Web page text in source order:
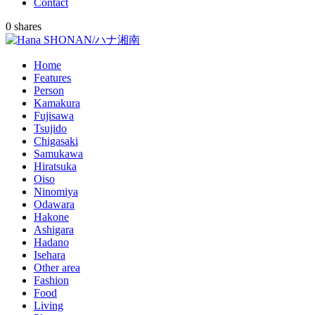
0 shares
Home
Features
Person
Kamakura
Fujisawa
Tsujido
Chigasaki
Samukawa
Hiratsuka
Oiso
Ninomiya
Odawara
Hakone
Ashigara
Hadano
Isehara
Other area
Fashion
Food
Living